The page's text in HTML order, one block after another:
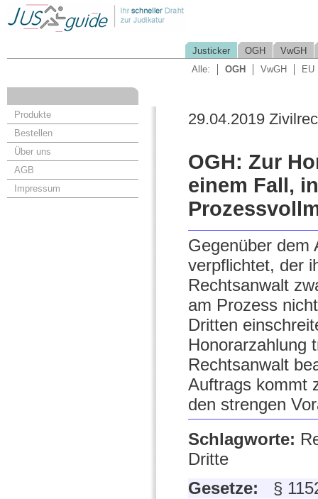
Justicker OGH
VwGH
Alle:
OGH VwGH EU
Produkte
Bestellen
Über uns
AGB
Impressum
29.04.2019
OGH: Zur
einem Fall,
Gegenüber dem
verpflichtet, der
Rechtsanwalt
am Prozess
Dritten
Honorarzahlung
Rechtsanwalt
Auftrags kommt
den strengen
Schlagworte:
Dritte
Gesetze:
§